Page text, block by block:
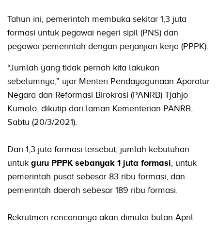
Tahun ini, pemerintah membuka sekitar 1,3 juta
formasi untuk pegawai negeri sipil (PNS) dan
pegawai pemerintah dengan perjanjian kerja (PPPK).
“Jumlah yang tidak pernah kita lakukan
sebelumnya,” ujar Menteri Pendayagunaan Aparatur
Negara dan Reformasi Birokrasi (PANRB) Tjahjo
Kumolo, dikutip dari laman Kementerian PANRB,
Sabtu (20/3/2021).
Dari 1,3 juta formasi tersebut, jumlah kebutuhan
untuk guru PPPK sebanyak 1 juta formasi, untuk
pemerintah pusat sebesar 83 ribu formasi, dan
pemerintah daerah sebesar 189 ribu formasi.
Rekrutmen rencananya akan dimulai bulan April